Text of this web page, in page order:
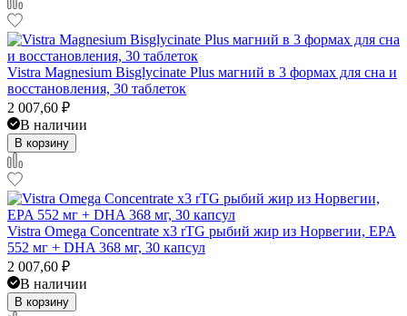
Vistra Magnesium Bisglycinate Plus магний в 3 формах для сна и
восстановления, 30 таблеток
2 007,60 ₽
В наличии
В корзину
Vistra Omega Concentrate x3 rTG рыбий жир из Норвегии, EPA
552 мг + DHA 368 мг, 30 капсул
2 007,60 ₽
В наличии
В корзину